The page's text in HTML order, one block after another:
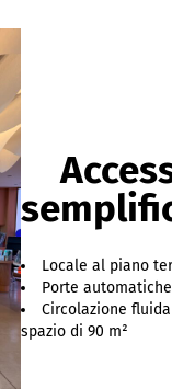
Locale al piano
Porte automatiche
Circolazione
spazio di 90 m²